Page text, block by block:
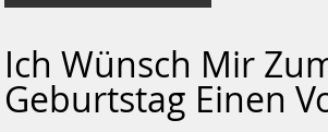
Ich Wünsch Mir
Geburtstag Einen